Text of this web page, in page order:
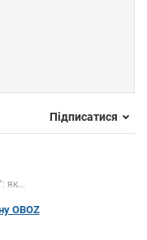
Підписатися
як...
OBOZ